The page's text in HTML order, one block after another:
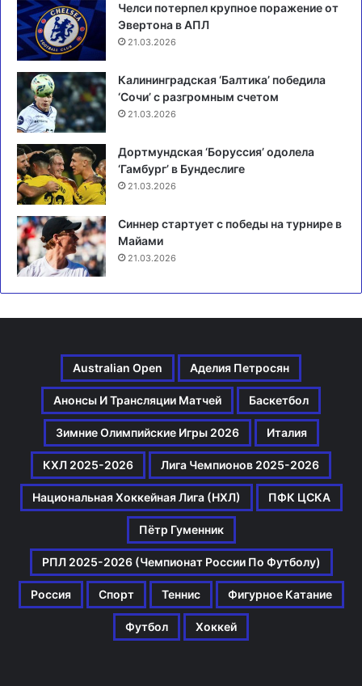
Челси потерпел крупное поражение от
Эвертона в АПЛ
21.03.2026
Калининградская ‘Балтика’ победила
‘Сочи’ с разгромным счетом
21.03.2026
Дортмундская ‘Боруссия’ одолела
‘Гамбург’ в Бундеслиге
21.03.2026
Синнер стартует с победы на турнире в
Майами
21.03.2026
Australian Open Аделия Петросян
Анонсы И Трансляции Матчей Баскетбол
Зимние Олимпийские Игры 2026 Италия
КХЛ 2025-2026 Лига Чемпионов 2025-2026
Национальная Хоккейная Лига (НХЛ) ПФК ЦСКА
Пётр Гуменник
РПЛ 2025-2026 (Чемпионат России По Футболу)
Россия Спорт Теннис Фигурное Катание
Футбол Хоккей